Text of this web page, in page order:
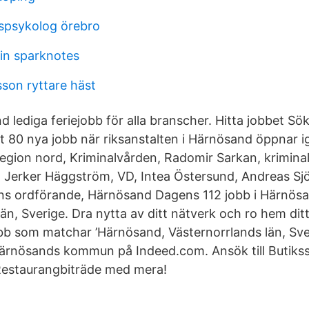
örebro
sparknotes
ryttare häst
lediga feriejobb för alla branscher. Hitta jobbet
80 nya jobb när riksanstalten i Härnösand öppnar
nord, Kriminalvården, Radomir Sarkan,
Häggström, VD, Intea Östersund, Andreas
ordförande, Härnösand Dagens 112 jobb i
Sverige. Dra nytta av ditt nätverk och ro hem
som matchar ’Härnösand, Västernorrlands län,
kommun på Indeed.com. Ansök till
med mera!